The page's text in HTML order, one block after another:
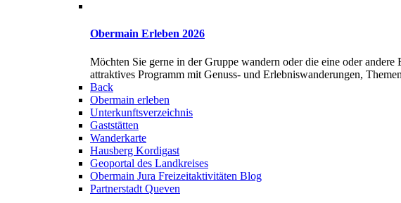
Obermain Erleben 2026
Möchten Sie gerne in der Gruppe wandern oder die eine oder
attraktives Programm mit Genuss- und Erlebniswanderungen,
Back
Obermain erleben
Unterkunftsverzeichnis
Gaststätten
Wanderkarte
Hausberg Kordigast
Geoportal des Landkreises
Obermain Jura Freizeitaktivitäten Blog
Partnerstadt Queven